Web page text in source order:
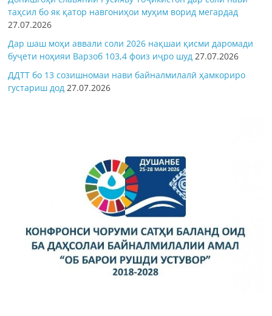
таҳсил бо як қатор навгониҳои муҳим ворид мегардад
27.07.2026
Дар шаш моҳи аввали соли 2026 нақшаи қисми даромади
буҷети ноҳияи Варзоб 103,4 фоиз иҷро шуд 27.07.2026
ДДТТ бо 13 созишномаи нави байналмилалӣ ҳамкориро
густариш дод 27.07.2026